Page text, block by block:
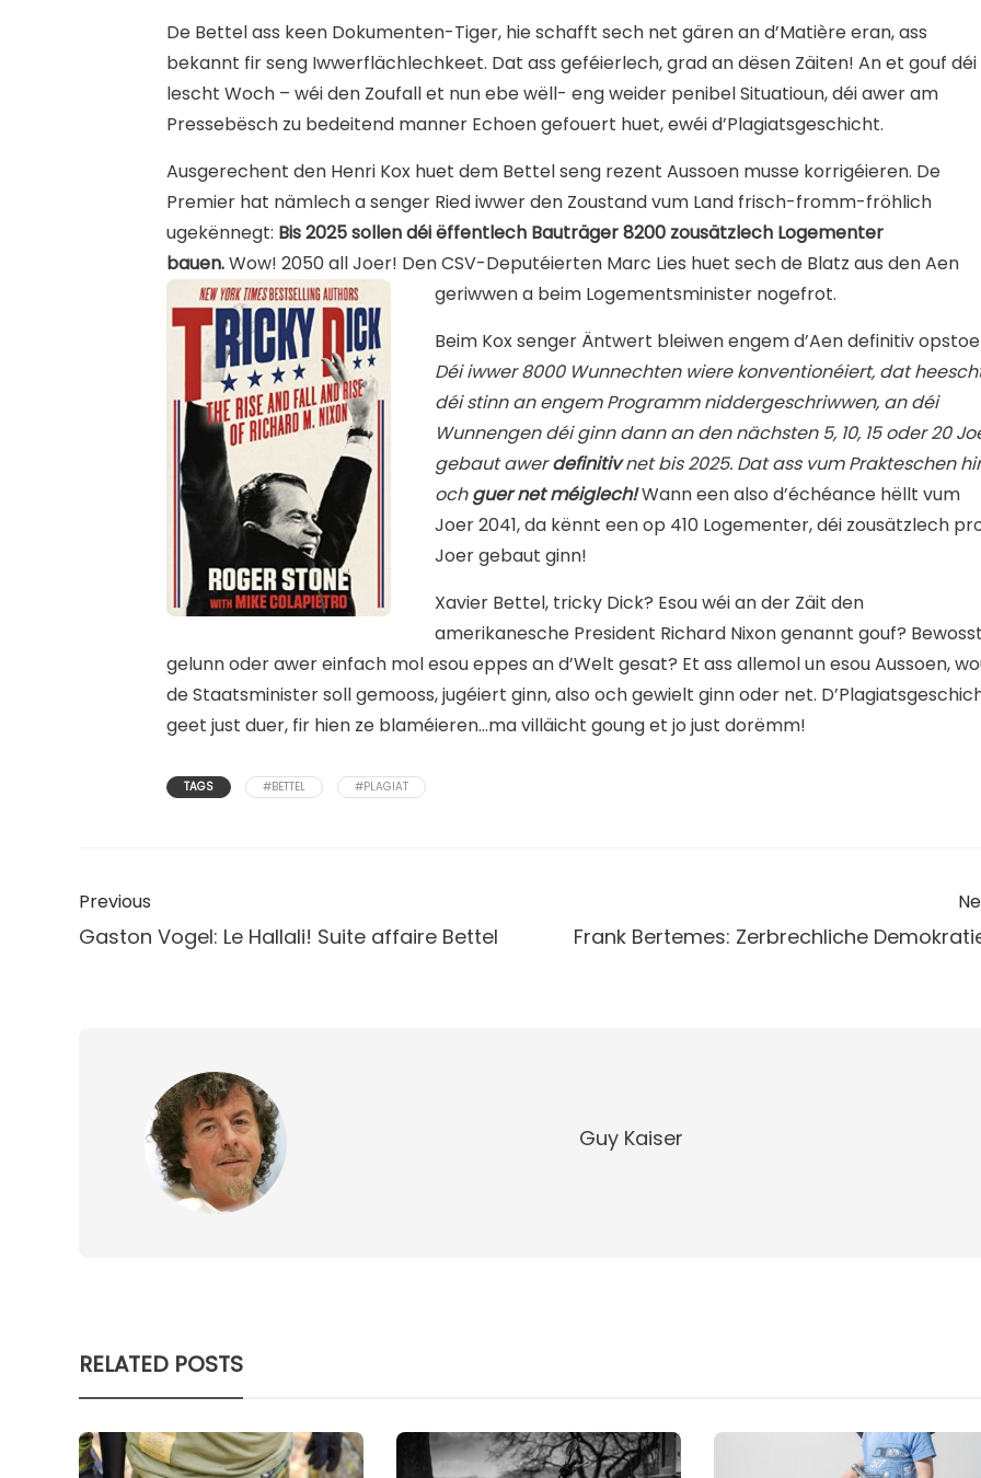
De Bettel ass keen Dokumenten-Tiger, hie schafft sech net gären an d’Matière eran, ass
bekannt fir seng Iwwerflächlechkeet. Dat ass geféierlech, grad an dësen Zäiten! An et gouf déi
lescht Woch – wéi den Zoufall et nun ebe wëll- eng weider penibel Situatioun, déi awer am
Pressebësch zu bedeitend manner Echoen gefouert huet, ewéi d’Plagiatsgeschicht.
Ausgerechent den Henri Kox huet dem Bettel seng rezent Aussoen musse korrigéieren. De
Premier hat nämlech a senger Ried iwwer den Zoustand vum Land frisch-fromm-fröhlich
ugekënnegt: Bis 2025 sollen déi ëffentlech Bauträger 8200 zousätzlech Logementer
bauen.Wow! 2050 all Joer! Den CSV-Deputéierten Marc Lies huet sech de Blatz aus den Aen
geriwwen a beim Logementsminister nogefrot.
Beim Kox senger Äntwert bleiwen engem d’Aen definitiv
Déi iwwer 8000 Wunnechten wiere konventionéiert, dat
déi stinn an engem Programm niddergeschriwwen, an déi
Wunnengen déi ginn dann an den nächsten 5, 10, 15 oder 20
gebaut awerdefinitivnet bis 2025. Dat ass vum Prakteschen hir
ochguer net méiglech!Wann een also d’échéance hëllt vum
Joer 2041, da kënnt een op 410 Logementer, déi zousätzlech
Joer gebaut ginn!
Xavier Bettel, tricky Dick? Esou wéi an der Zäit den
amerikanesche President Richard Nixon genannt gouf? Bewosst
gelunn oder awer einfach mol esou eppes an d’Welt gesat? Et ass allemol un esou Aussoen,
de Staatsminister soll gemooss, jugéiert ginn, also och gewielt ginn oder net.
geet just duer, fir hien ze blaméieren…ma villäicht goung et jo just dorëmm!
TAGS #BETTEL #PLAGIAT
Previous
Gaston Vogel: Le Hallali! Suite affaire Bettel Frank Bertemes: Zerbrechliche
Guy Kaiser
RELATED POSTS